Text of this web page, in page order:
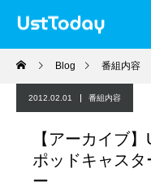
Blog 番組内容
2012.02.01 番組内容
【アーカイブ
ポッドキャスタ
ー